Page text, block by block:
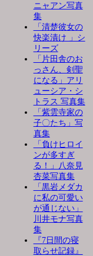
ニャアン写真
集
「清楚彼女の
快楽漬け 」シ
リーズ
「片田舎のお
っさん、剣聖
になる」アリ
ューシア・シ
トラス 写真集
「紫雲寺家の
子〇たち」写
真集
「負けヒロイ
ンが多すぎ
る！」八奈見
杏菜写真集
「黒岩メダカ
に私の可愛い
が通じない」
川井モナ写真
集
『7日間の寝
取らせ記録』